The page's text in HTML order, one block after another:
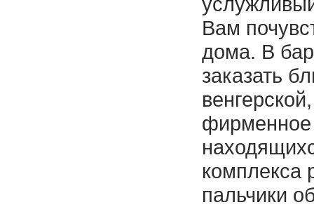
Вам
дома. В
заказать
комплекса
пальчики